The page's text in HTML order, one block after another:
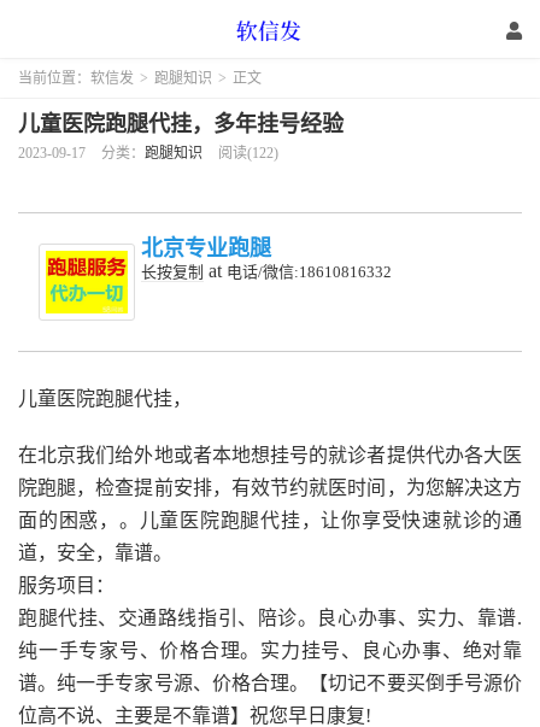
当前位置： 软信发 > 跑腿知识 > 正文
儿童医院跑腿代挂，多年挂号经验
2023-09-17 分类： 跑腿知识 阅读(122)
北京专业跑腿
长按复制 at 电话/微信:18610816332
儿童医院跑腿代挂，
在北京我们给外地或者本地想挂号的就诊者提供代办各大医
院跑腿，检查提前安排，有效节约就医时间，为您解决这方
面的困惑，。儿童医院跑腿代挂，让你享受快速就诊的通
道，安全，靠谱。
服务项目：
跑腿代挂、交通路线指引、陪诊。良心办事、实力、靠谱.
纯一手专家号、价格合理。实力挂号、良心办事、绝对靠
谱。纯一手专家号源、价格合理。【切记不要买倒手号源价
位高不说、主要是不靠谱】祝您早日康复!